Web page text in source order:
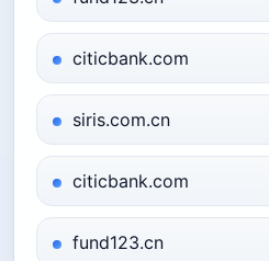
citicbank.com
siris.com.cn
citicbank.com
fund123.cn